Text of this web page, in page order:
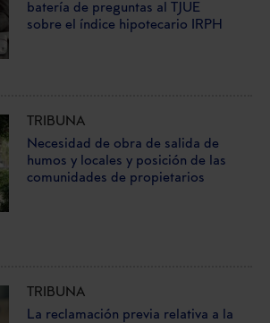
batería de preguntas al TJUE
sobre el índice hipotecario IRPH
TRIBUNA
Necesidad de obra de salida de
humos y locales y posición de las
comunidades de propietarios
TRIBUNA
La reclamación previa relativa a la